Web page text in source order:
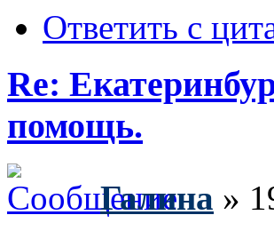
Ответить с
Re:
помощь.
Галина »